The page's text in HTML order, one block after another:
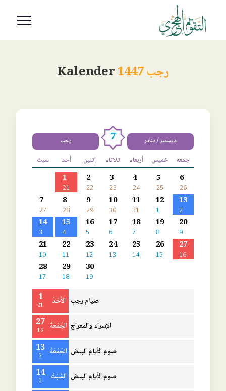
Kalender رجب 1447
رجب 7 ديسمبر / يناير
سبت أحد إثنين ثلاثاء أربعاء خميس جمعة
1
21
2
22
3
23
4
24
5
25
6
26
7
27
8
28
9
29
10
30
11
31
12
1
13
2
14
3
15
4
16
5
17
6
18
7
19
8
20
9
21
10
22
11
23
12
24
13
25
14
26
15
27
16
28
17
29
18
30
19
1
21 الأَحَدُ صيام رجب
27
16 الجُمُعَةُ الإسراء والمعراج
13
2 الجُمُعَةُ صوم الأيام البيض
14
3 السَّبْتُ صوم الأيام البيض